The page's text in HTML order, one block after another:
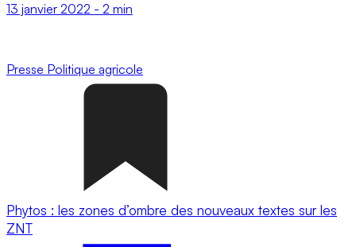
13 janvier 2022 - 2 min
Presse Politique agricole
Phytos : les zones d’ombre des nouveaux textes sur les
ZNT